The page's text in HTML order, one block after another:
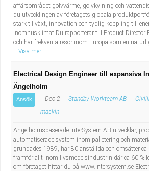
affärsområdet golvvärme, golvkylning och
du utvecklingen av företagets globala
stark tillväxt, innovation och tydlig koppling till
inomhusklimat Du rapporterar till Product Director
och har frekventa resor inom Europa som en
Visa mer
Electrical Design Engineer till expansiva
Ängelholm
Ansök Dec 2 Standby Workteam AB
maskin
Ängelholmsbaserade InterSystem AB utvecklar,
automatiserade system inom palletering och
grundades 1989, har 80 anställda och omsätter
framför allt inom livsmedelsindustrin där ca 60 %
om företaget hittar du på www.intersystem.se